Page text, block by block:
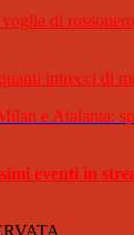
di
intrecci di
e Atalanta:
eventi in